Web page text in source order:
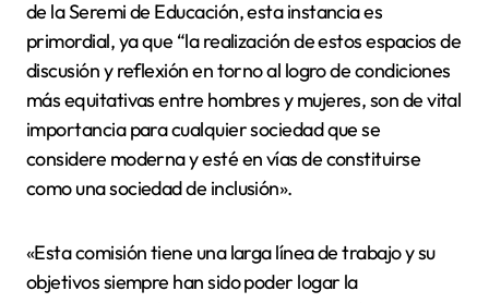
de la Seremi de Educación, esta instancia es
primordial, ya que “la realización de estos espacios de
discusión y reflexión en torno al logro de condiciones
más equitativas entre hombres y mujeres, son de vital
importancia para cualquier sociedad que se
considere moderna y esté en vías de constituirse
como una sociedad de inclusión».
«Esta comisión tiene una larga línea de trabajo y su
objetivos siempre han sido poder logar la